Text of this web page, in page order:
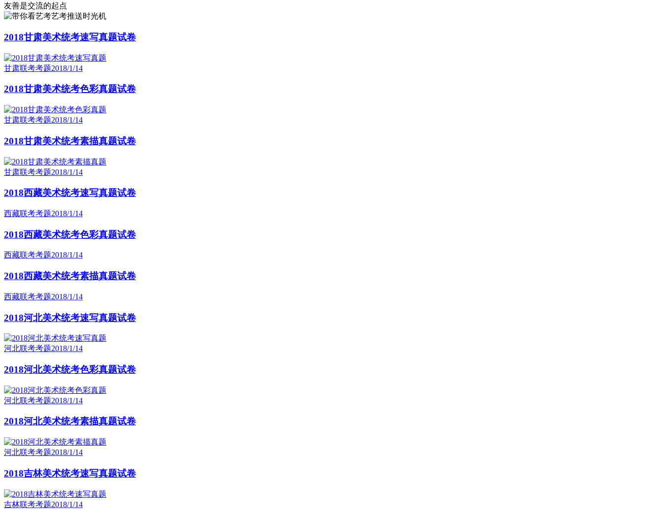
友善是交流的起点
艺考推送时光机
2018甘肃美术统考速写真题试卷
甘肃联考考题2018/1/14
2018甘肃美术统考色彩真题试卷
甘肃联考考题2018/1/14
2018甘肃美术统考素描真题试卷
甘肃联考考题2018/1/14
2018西藏美术统考速写真题试卷
西藏联考考题2018/1/14
2018西藏美术统考色彩真题试卷
西藏联考考题2018/1/14
2018西藏美术统考素描真题试卷
西藏联考考题2018/1/14
2018河北美术统考速写真题试卷
河北联考考题2018/1/14
2018河北美术统考色彩真题试卷
河北联考考题2018/1/14
2018河北美术统考素描真题试卷
河北联考考题2018/1/14
2018吉林美术统考速写真题试卷
吉林联考考题2018/1/14